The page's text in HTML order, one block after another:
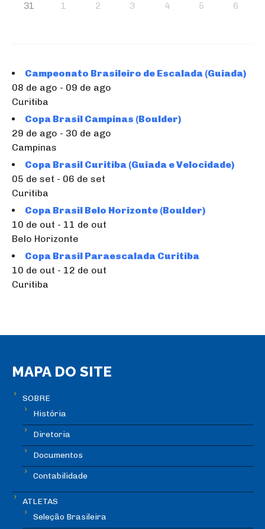
31 1 2 3 4 5 6
Campeonato Brasileiro de Escalada (Guiada)
08 de ago - 09 de ago
Curitiba
Copa Brasil Campinas (Boulder)
29 de ago - 30 de ago
Campinas
Copa Brasil Curitiba (Guiada e Velocidade)
05 de set - 06 de set
Curitiba
Copa Brasil Belo Horizonte (Boulder)
10 de out - 11 de out
Belo Horizonte
Copa Brasil Paraescalada Curitiba
10 de out - 12 de out
Curitiba
MAPA DO SITE
SOBRE
História
Diretoria
Documentos
Contabilidade
ATLETAS
Seleção Brasileira